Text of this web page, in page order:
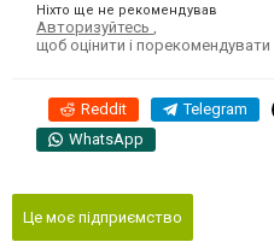
Ніхто ще не рекомендував
Авторизуйтесь
щоб оцінити і порекомендувати
Reddit Telegram
WhatsApp
Це моє підприємство